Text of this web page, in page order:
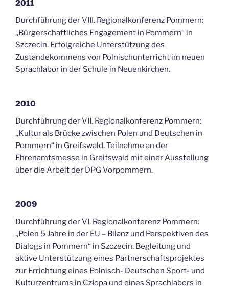
2011
Durchführung der VIII. Regionalkonferenz Pommern:
„Bürgerschaftliches Engagement in Pommern“ in
Szczecin. Erfolgreiche Unterstützung des
Zustandekommens von Polnischunterricht im neuen
Sprachlabor in der Schule in Neuenkirchen.
2010
Durchführung der VII. Regionalkonferenz Pommern:
„Kultur als Brücke zwischen Polen und Deutschen in
Pommern“ in Greifswald. Teilnahme an der
Ehrenamtsmesse in Greifswald mit einer Ausstellung
über die Arbeit der DPG Vorpommern.
2009
Durchführung der VI. Regionalkonferenz Pommern:
„Polen 5 Jahre in der EU – Bilanz und Perspektiven des
Dialogs in Pommern“ in Szczecin. Begleitung und
aktive Unterstützung eines Partnerschaftsprojektes
zur Errichtung eines Polnisch- Deutschen Sport- und
Kulturzentrums in Człopa und eines Sprachlabors in